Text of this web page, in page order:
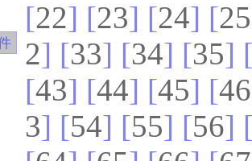
[22] [23] [24] [25
2] [33] [34] [35]
[43] [44] [45] [46
3] [54] [55] [56]